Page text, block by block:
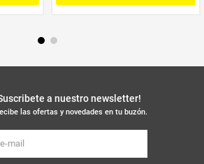
a nuestro newsletter!
las ofertas y novedades en tu buzón.